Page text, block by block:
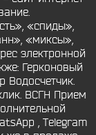
«спиды»,
«миксы»,
электронной
Герконовый
Водосчетчик.
ВСГН Прием
, Telegram